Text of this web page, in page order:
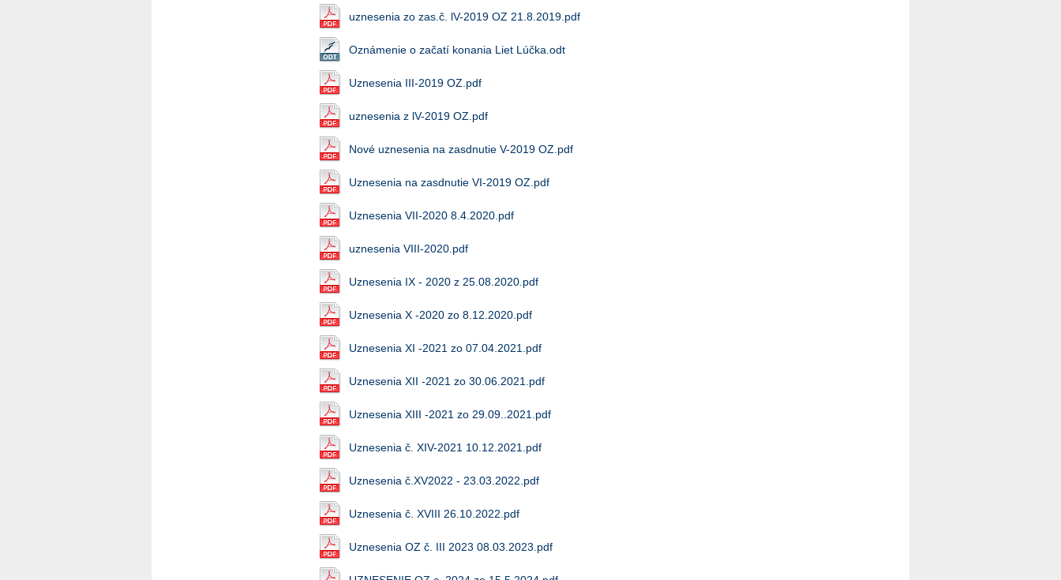
uznesenia zo zas.č. lV-2019 OZ 21.8.2019.pdf
Oznámenie o začatí konania Liet Lúčka.odt
Uznesenia III-2019 OZ.pdf
uznesenia z lV-2019 OZ.pdf
Nové uznesenia na zasdnutie V-2019 OZ.pdf
Uznesenia na zasdnutie VI-2019 OZ.pdf
Uznesenia VII-2020 8.4.2020.pdf
uznesenia VIII-2020.pdf
Uznesenia IX - 2020 z 25.08.2020.pdf
Uznesenia X -2020 zo 8.12.2020.pdf
Uznesenia XI -2021 zo 07.04.2021.pdf
Uznesenia XII -2021 zo 30.06.2021.pdf
Uznesenia XIII -2021 zo 29.09..2021.pdf
Uznesenia č. XIV-2021 10.12.2021.pdf
Uznesenia č.XV2022 - 23.03.2022.pdf
Uznesenia č. XVIII 26.10.2022.pdf
Uznesenia OZ č. III 2023 08.03.2023.pdf